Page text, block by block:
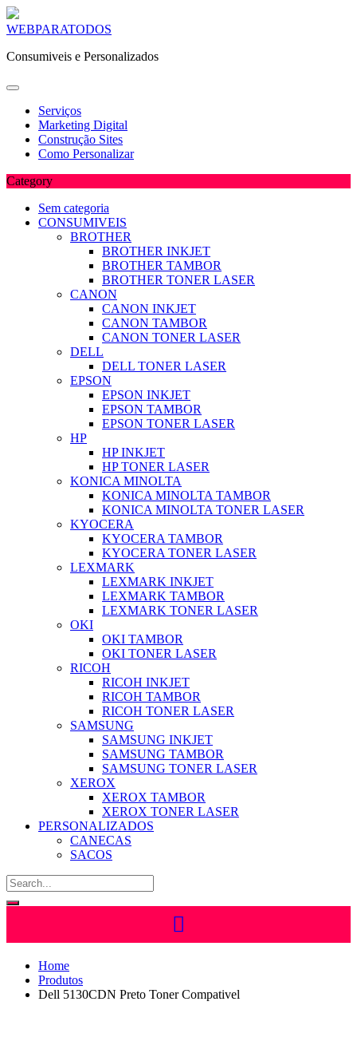
Skip
content
WEBPARATODOS
Consumiveis e Personalizados
Serviços
Marketing Digital
Construção Sites
Como Personalizar
Category
Sem categoria
CONSUMIVEIS
BROTHER
BROTHER INKJET
BROTHER TAMBOR
BROTHER TONER LASER
CANON
CANON INKJET
CANON TAMBOR
CANON TONER LASER
DELL
DELL TONER LASER
EPSON
EPSON INKJET
EPSON TAMBOR
EPSON TONER LASER
HP
HP INKJET
HP TONER LASER
KONICA MINOLTA
KONICA MINOLTA TAMBOR
KONICA MINOLTA TONER LASER
KYOCERA
KYOCERA TAMBOR
KYOCERA TONER LASER
LEXMARK
LEXMARK INKJET
LEXMARK TAMBOR
LEXMARK TONER LASER
OKI
OKI TAMBOR
OKI TONER LASER
RICOH
RICOH INKJET
RICOH TAMBOR
RICOH TONER LASER
SAMSUNG
SAMSUNG INKJET
SAMSUNG TAMBOR
SAMSUNG TONER LASER
XEROX
XEROX TAMBOR
XEROX TONER LASER
PERSONALIZADOS
CANECAS
SACOS
Home
Produtos
Dell 5130CDN Preto Toner Compativel